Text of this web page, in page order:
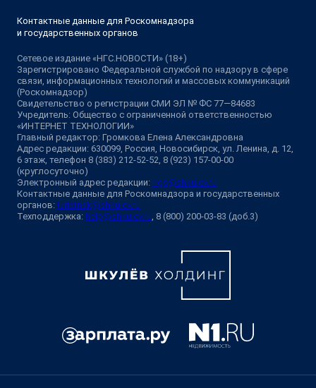
Контактные данные для Роскомнадзора
и государственных органов
Сетевое издание «НГС.НОВОСТИ» (18+)
Зарегистрировано Федеральной службой по надзору в сфере
связи, информационных технологий и массовых коммуникаций
(Роскомнадзор)
Свидетельство о регистрации СМИ ЭЛ № ФС 77—84683
Учредитель: Общество с ограниченной ответственностью
«ИНТЕРНЕТ ТЕХНОЛОГИИ»
Главный редактор: Громкова Елена Александровна
Адрес редакции: 630099, Россия, Новосибирск, ул. Ленина, д. 12,
6 этаж, телефон 8 (383) 212-52-52, 8 (923) 157-00-00
(круглосуточно)
Электронный адрес редакции: ngs@shkulev.ru
Контактные данные для Роскомнадзора и государственных
органов: juristnsk@shkulev.ru
Техподдержка: help@shkulev.ru, 8 (800) 200-03-83 (доб.3)